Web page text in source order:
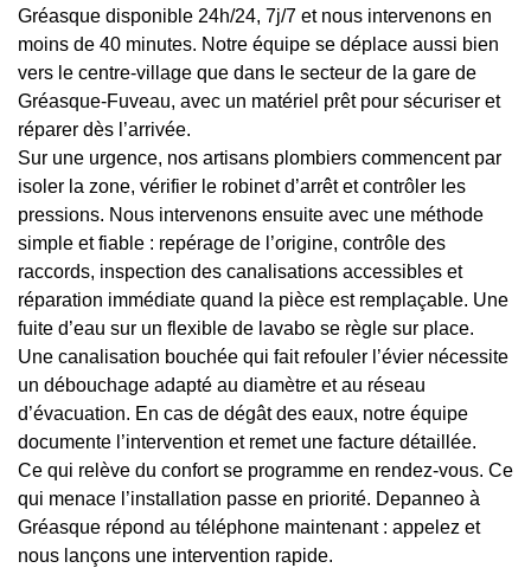
Gréasque disponible 24h/24, 7j/7 et nous intervenons en
moins de 40 minutes. Notre équipe se déplace aussi bien
vers le centre-village que dans le secteur de la gare de
Gréasque-Fuveau, avec un matériel prêt pour sécuriser et
réparer dès l’arrivée.
Sur une urgence, nos artisans plombiers commencent par
isoler la zone, vérifier le robinet d’arrêt et contrôler les
pressions. Nous intervenons ensuite avec une méthode
simple et fiable : repérage de l’origine, contrôle des
raccords, inspection des canalisations accessibles et
réparation immédiate quand la pièce est remplaçable. Une
fuite d’eau sur un flexible de lavabo se règle sur place.
Une canalisation bouchée qui fait refouler l’évier nécessite
un débouchage adapté au diamètre et au réseau
d’évacuation. En cas de dégât des eaux, notre équipe
documente l’intervention et remet une facture détaillée.
Ce qui relève du confort se programme en rendez-vous. Ce
qui menace l’installation passe en priorité. Depanneo à
Gréasque répond au téléphone maintenant : appelez et
nous lançons une intervention rapide.